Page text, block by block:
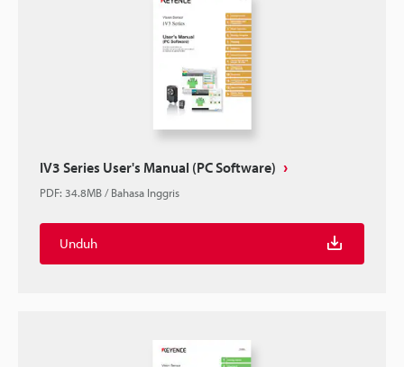
IV3 Series User's Manual (PC Software)
PDF: 34.8MB/Bahasa Inggris
Unduh